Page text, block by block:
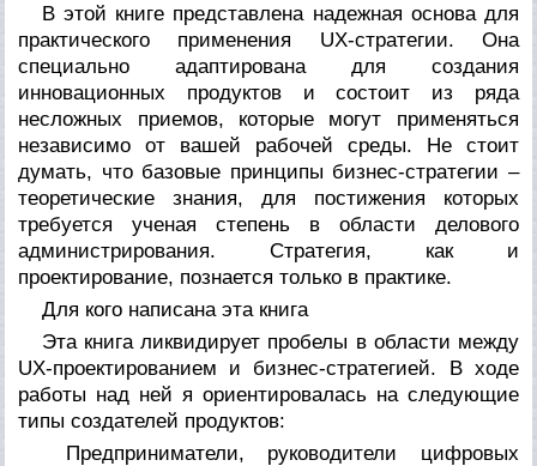
В этой книге представлена надежная основа для
практического применения UX-стратегии. Она
специально адаптирована для создания
инновационных продуктов и состоит из ряда
несложных приемов, которые могут применяться
независимо от вашей рабочей среды. Не стоит
думать, что базовые принципы бизнес-стратегии –
теоретические знания, для постижения которых
требуется ученая степень в области делового
администрирования. Стратегия, как и
проектирование, познается только в практике.
Для кого написана эта книга
Эта книга ликвидирует пробелы в области между
UX-проектированием и бизнес-стратегией. В ходе
работы над ней я ориентировалась на следующие
типы создателей продуктов:
Предприниматели, руководители цифровых